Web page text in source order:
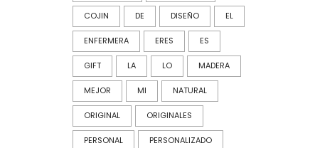
COJIN DE DISEÑO EL
ENFERMERA ERES ES
GIFT LA LO MADERA
MEJOR MI NATURAL
ORIGINAL ORIGINALES
PERSONAL PERSONALIZADO